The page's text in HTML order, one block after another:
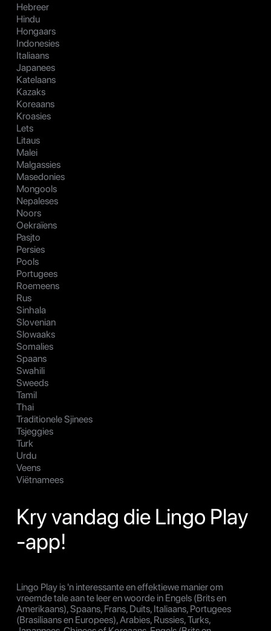
Hebreer
Hindu
Hongaars
Indonesies
Italiaans
Japanees
Katelaans
Kazaks
Koreaans
Kroasies
Lets
Litaus
Malei
Malgassies
Masedonies
Mongools
Nepaleses
Noors
Oekraïens
Pasjto
Persies
Pools
Portugees
Roemeens
Rus
Sinhala
Slovenian
Slowaaks
Somalies
Spaans
Swahili
Sweeds
Tamil
Thai
Traditionele Sjinees
Tsjeggies
Turk
Urdu
Veens
Viëtnamees
Kry vandag die Lingo Play
-app!
Lingo Play is 'n interessante en effektiewe manier om
vreemde tale aan te leer en woorde in Engels (Brits en
Amerikaans), Spaans, Frans, Duits, Italiaans, Portugees
(Brasiliaans en Europees), Arabies, Russies, Turks,